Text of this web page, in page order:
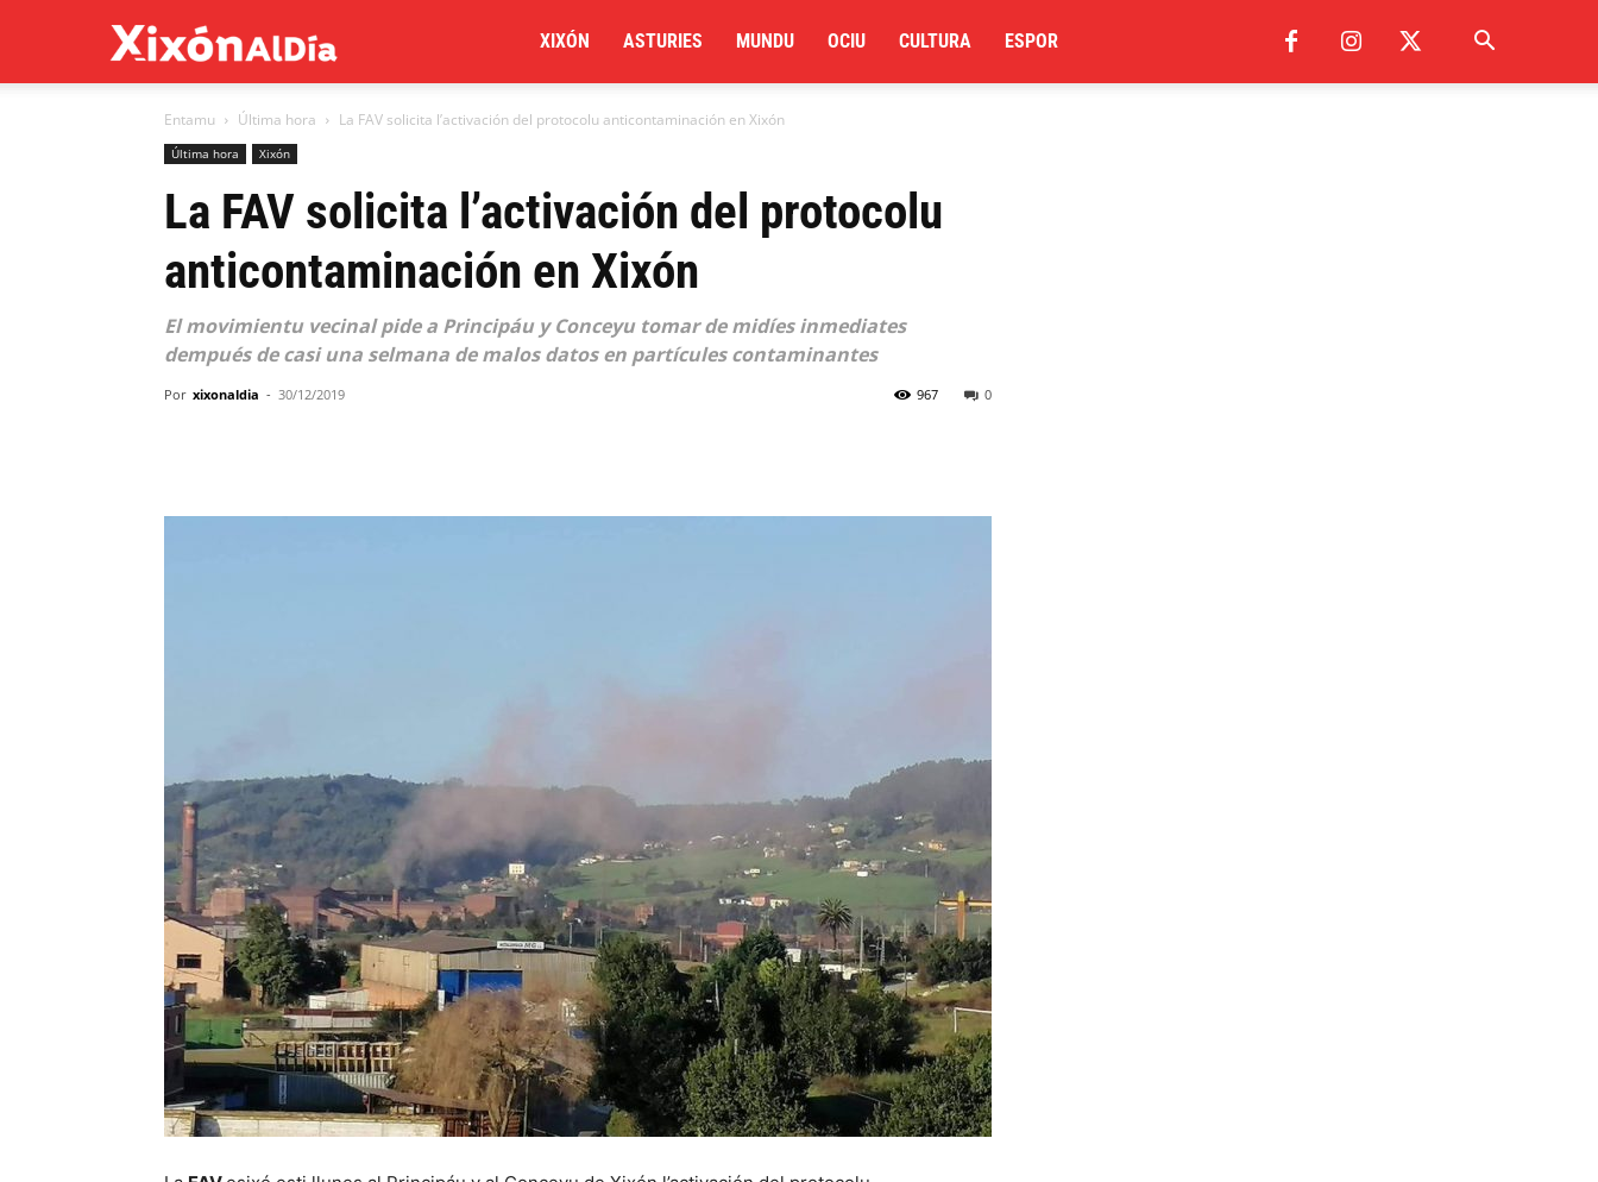
al
día
XIXÓN ASTURIES MUNDU OCIU CULTURA ESPOR
Entamu Última hora La FAV solicita l’activación del protocolu anticontaminación en Xixón
Última hora Xixón
La FAV solicita l’activación del protocolu
anticontaminación en Xixón
El movimientu vecinal pide a Principáu y Conceyu tomar de midíes inmediates
dempués de casi una selmana de malos datos en partícules contaminantes
Por xixonaldia - 30/12/2019 0
967